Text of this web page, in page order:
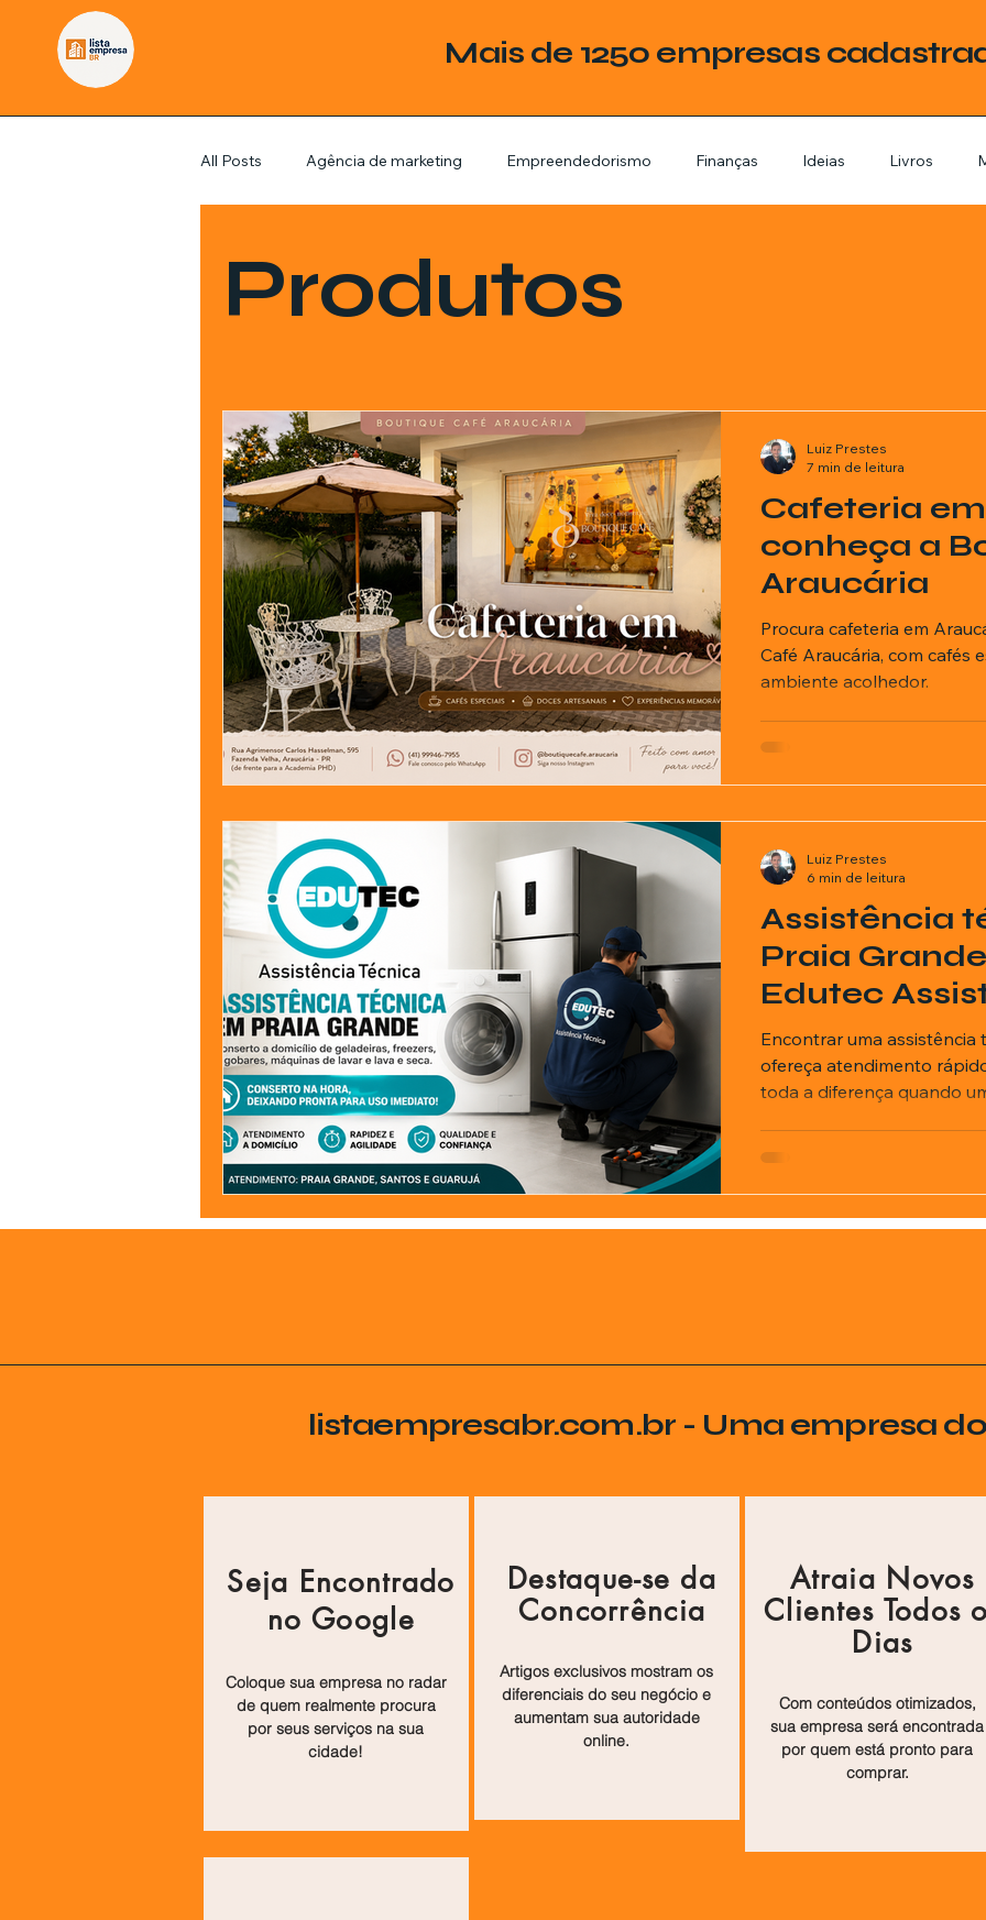
Mais de 1250 empresas
All Posts Agência de marketing Empreendedorismo Finanças Ideias Livros
Estratégias de marketing Filmes e séries Noticias em alta
Jardinagem Clínica Nutricionista
Produtos
Cafeteria
conheça a
Araucária
Procura cafeteria em
Café Araucária, com cafés
ambiente acolhedor.
Luiz Prestes
7 min de leitura
Assistência
Praia
Edutec
Técnica
Encontrar uma assistência
ofereça atendimento
toda a diferença quando
equipamentos usados
pode gerar transtornos
apartamentos, casas de
Luiz Prestes
6 min de leitura
listaempresabr.com.br - Uma empresa
Seja Encontrado
no Google
Coloque sua empresa no radar
de quem realmente procura
por seus serviços na sua
cidade!
Destaque-se da
Concorrência
Artigos exclusivos mostram os
diferenciais do seu negócio e
aumentam sua autoridade
online.
Atraia Novos
Clientes Todos
Dias
Com conteúdos otimizados,
sua empresa será encontrada
por quem está pronto para
comprar.